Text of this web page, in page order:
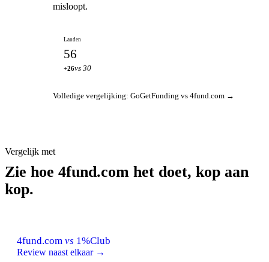
misloopt.
Landen
56
+26vs 30
Volledige vergelijking: GoGetFunding vs 4fund.com →
Vergelijk met
Zie hoe 4fund.com het doet, kop aan
kop.
4fund.com vs 1%Club
Review naast elkaar →